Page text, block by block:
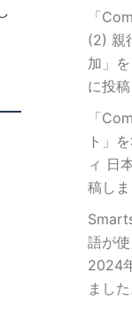
「
(2) 親
加」
に投
「
ト」
ィ 日
稿し
語が
2024
ました